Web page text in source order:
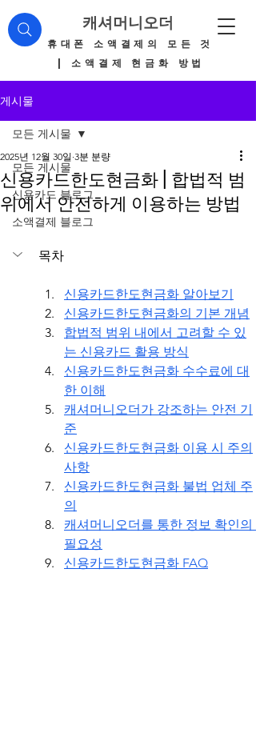
캐셔머니오더
​휴대폰 소액결제의 모든 것
| 소액결제 현금화 방법
게시물
모든 게시물
신용카드 블로그
소액결제 블로그
모든 게시물
신용카드한도현금화 | 합법적 범
위에서 안전하게 이용하는 방법
2025년 12월 30일 3분 분량
목차
신용카드한도현금화 알아보기
신용카드한도현금화의 기본 개념
합법적 범위 내에서 고려할 수 있
는 신용카드 활용 방식
신용카드한도현금화 수수료에 대
한 이해
캐셔머니오더가 강조하는 안전 기
준
신용카드한도현금화 이용 시 주의
사항
신용카드한도현금화 불법 업체 주
의
캐셔머니오더를 통한 정보 확인의
필요성
신용카드한도현금화 FAQ